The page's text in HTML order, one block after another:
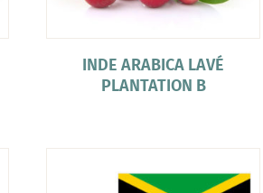
INDE ARABICA LAVÉ
PLANTATION B